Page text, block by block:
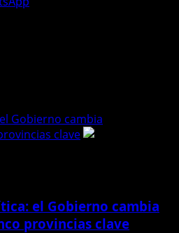
Gobierno cambia
clave
el Gobierno cambia
provincias clave